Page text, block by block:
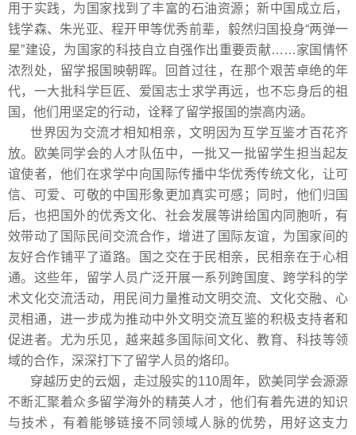
用于实践，为国家找到了丰富的石油资源；新中国成立后，
钱学森、朱光亚、程开甲等优秀前辈，毅然归国投身“两弹一
星”建设，为国家的科技自立自强作出重要贡献……家国情怀
浓烈处，留学报国映朝晖。回首过往，在那个艰苦卓绝的年
代，一大批科学巨匠、爱国志士求学再远，也不忘身后的祖
国，他们用坚定的行动，诠释了留学报国的崇高内涵。
世界因为交流才相知相亲，文明因为互学互鉴才百花齐
放。欧美同学会的人才队伍中，一批又一批留学生担当起友
谊使者，他们在求学中向国际传播中华优秀传统文化，让可
信、可爱、可敬的中国形象更加真实可感；同时，他们归国
后，也把国外的优秀文化、社会发展等讲给国内同胞听，有
效带动了国际民间交流合作，增进了国际友谊，为国家间的
友好合作铺平了道路。国之交在于民相亲，民相亲在于心相
通。这些年，留学人员广泛开展一系列跨国度、跨学科的学
术文化交流活动，用民间力量推动文明交流、文化交融、心
灵相通，进一步成为推动中外文明交流互鉴的积极支持者和
促进者。尤为乐见，越来越多国际间文化、教育、科技等领
域的合作，深深打下了留学人员的烙印。
穿越历史的云烟，走过殷实的110周年，欧美同学会源源
不断汇聚着众多留学海外的精英人才，他们有着先进的知识
与技术，有着能够链接不同领域人脉的优势，用好这支力